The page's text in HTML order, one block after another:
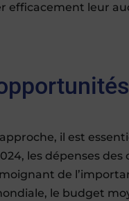
efficacement leur
il est
les dépenses
de
le budget